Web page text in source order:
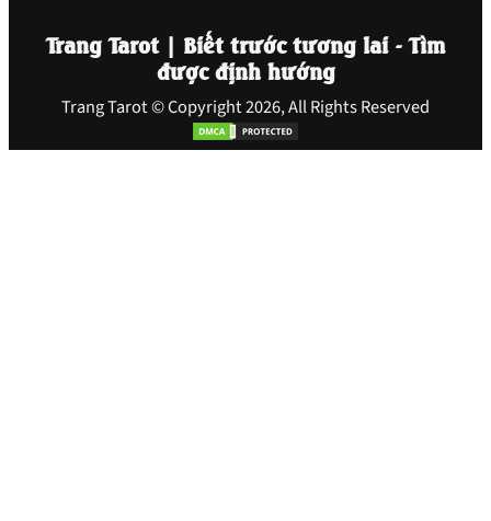
Trang Tarot | Biết trước tương lai - Tìm
được định hướng
Trang Tarot © Copyright 2026, All Rights Reserved